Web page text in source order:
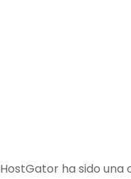
HostGator ha sido una